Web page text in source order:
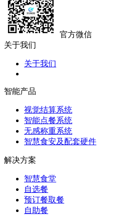
官方微信
关于我们
关于我们
智能产品
视觉结算系统
智能点餐系统
无感称重系统
智慧食安及配套硬件
解决方案
智慧食堂
自选餐
预订餐取餐
自助餐